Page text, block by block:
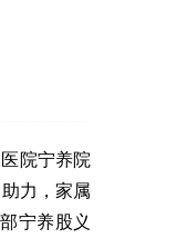
院宁养院
力，家属
宁养股义